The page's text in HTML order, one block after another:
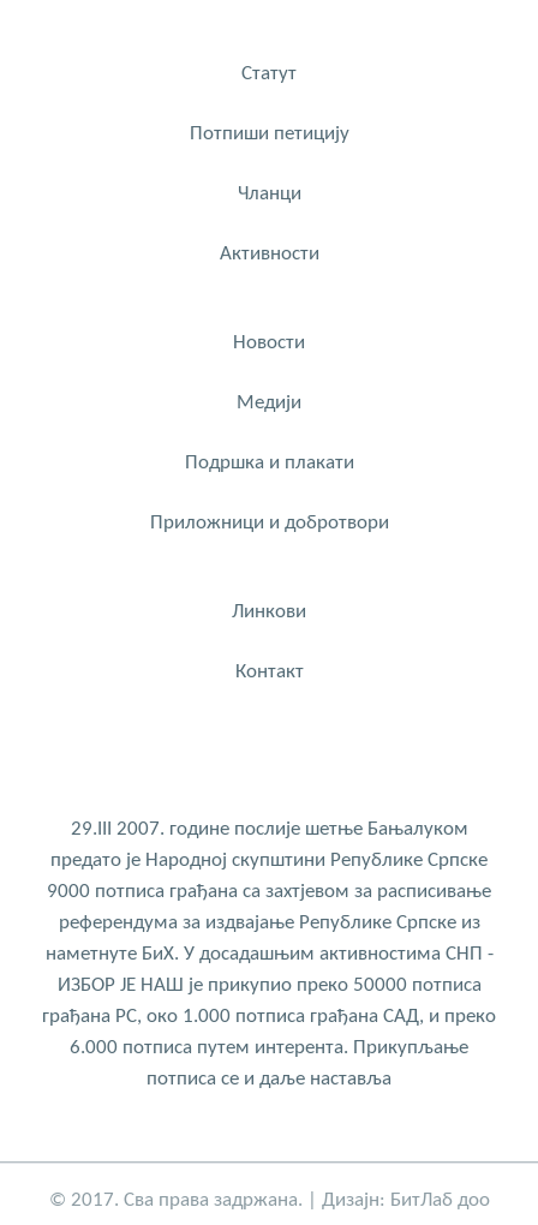
Статут
Потпиши петицију
Чланци
Активности
Новости
Медији
Подршка и плакати
Приложници и добротвори
Линкови
Контакт
29.III 2007. године послије шетње Бањалуком
предато је Народној скупштини Републике Српске
9000 потписа грађана са захтјевом за расписивање
референдума за издвајање Републике Српске из
наметнуте БиХ. У досадашњим активностима СНП -
ИЗБОР ЈЕ НАШ је прикупио преко 50000 потписа
грађана РС, око 1.000 потписа грађана САД, и преко
6.000 потписа путем интерента. Прикупљање
потписа се и даље наставља
© 2017. Сва права задржана. | Дизајн: БитЛаб доо